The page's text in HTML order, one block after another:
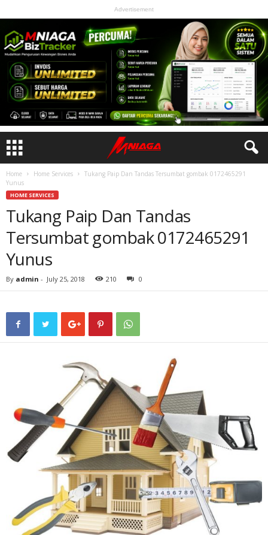
Advertisement
Home Home Services
Tukang Paip Dan Tandas Tersumbat gombak 0172465291
Yunus
HOME SERVICES
Tukang Paip Dan Tandas
Tersumbat gombak 0172465291
Yunus
By admin - July 25, 2018 210 0